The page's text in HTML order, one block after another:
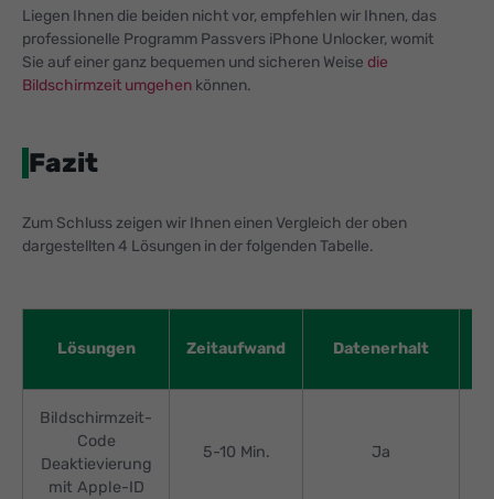
Liegen Ihnen die beiden nicht vor, empfehlen wir Ihnen, das
professionelle Programm Passvers iPhone Unlocker, womit
Sie auf einer ganz bequemen und sicheren Weise die
Bildschirmzeit umgehen können.
Fazit
Zum Schluss zeigen wir Ihnen einen Vergleich der oben
dargestellten 4 Lösungen in der folgenden Tabelle.
Lösungen Zeitaufwand Datenerhalt
Bildschirmzeit-
Code
Deaktievierung
mit Apple-ID
5-10 Min. Ja